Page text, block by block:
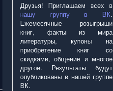
Друзья! Приглашаем всех в
нашу группу в ВК.
Ежемесячные розыгрыши
книг, факты из мира
литературы, купоны на
приобретение книг со
скидками, общение и многое
другое. Результаты будут
опубликованы в нашей группе
ВК.